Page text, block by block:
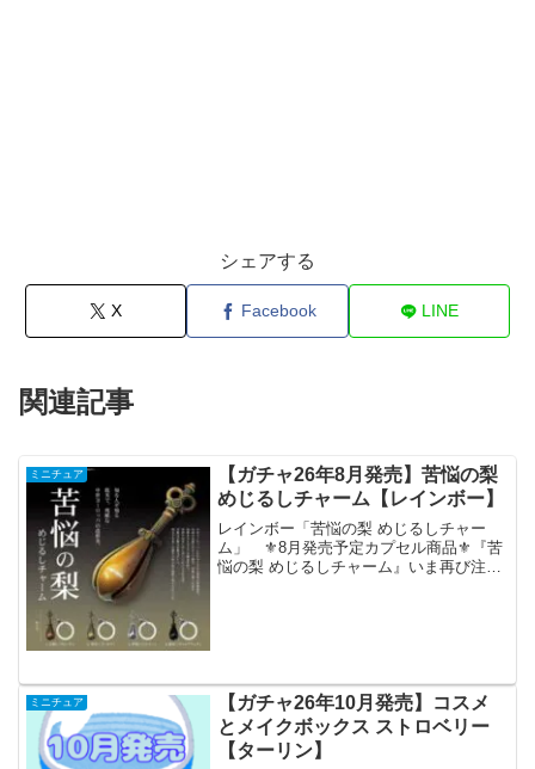
シェアする
X Facebook LINE
関連記事
ミニチュア
【ガチャ26年8月発売】苦悩の梨
めじるしチャーム【レインボー】
レインボー「苦悩の梨 めじるしチャー
ム」 ⚜️8月発売予定カプセル商品⚜️『苦
悩の梨 めじるしチャーム』いま再び注目
ミニチュア
【ガチャ26年10月発売】コスメ
とメイクボックス ストロベリー
【ターリン】